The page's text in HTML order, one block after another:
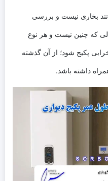
بخاری نیست و بررسی
که چنین نیست و هر نوع
پکیج شود؛ از آن گذشته
داشته باشد.